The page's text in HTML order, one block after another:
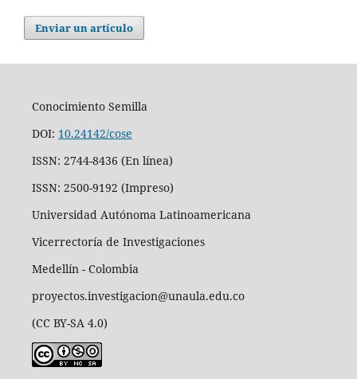
Enviar un artículo
Conocimiento Semilla
DOI: 10.24142/cose
ISSN: 2744-8436 (En línea)
ISSN: 2500-9192 (Impreso)
Universidad Autónoma Latinoamericana
Vicerrectoría de Investigaciones
Medellín - Colombia
proyectos.investigacion@unaula.edu.co
(CC BY-SA 4.0)